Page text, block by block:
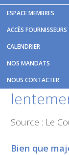
ESPACE MEMBRES
ACCÈS FOURNISSEURS
CALENDRIER
NOS MANDATS
NOUS CONTACTER
Vous êtes ici :
Source : Le
Bien que